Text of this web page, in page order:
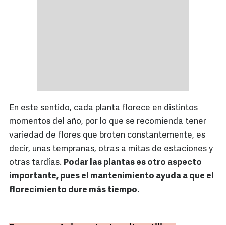
En este sentido, cada planta florece en distintos
momentos del año, por lo que se recomienda tener
variedad de flores que broten constantemente, es
decir, unas tempranas, otras a mitas de estaciones y
otras tardías. Podar las plantas es otro aspecto
importante, pues el mantenimiento ayuda a que el
florecimiento dure más tiempo.